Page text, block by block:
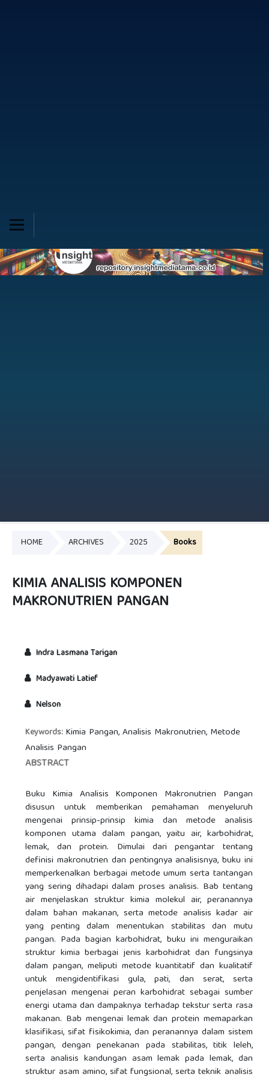
HOME ARCHIVES 2025 Books
KIMIA ANALISIS KOMPONEN
MAKRONUTRIEN PANGAN
Indra Lasmana Tarigan
Madyawati Latief
Nelson
Keywords: Kimia Pangan, Analisis Makronutrien, Metode
Analisis Pangan
ABSTRACT
Buku Kimia Analisis Komponen Makronutrien Pangan
disusun untuk memberikan pemahaman menyeluruh
mengenai prinsip-prinsip kimia dan metode analisis
komponen utama dalam pangan, yaitu air, karbohidrat,
lemak, dan protein. Dimulai dari pengantar tentang
definisi makronutrien dan pentingnya analisisnya, buku ini
memperkenalkan berbagai metode umum serta tantangan
yang sering dihadapi dalam proses analisis. Bab tentang
air menjelaskan struktur kimia molekul air, peranannya
dalam bahan makanan, serta metode analisis kadar air
yang penting dalam menentukan stabilitas dan mutu
pangan. Pada bagian karbohidrat, buku ini menguraikan
struktur kimia berbagai jenis karbohidrat dan fungsinya
dalam pangan, meliputi metode kuantitatif dan kualitatif
untuk mengidentifikasi gula, pati, dan serat, serta
penjelasan mengenai peran karbohidrat sebagai sumber
energi utama dan dampaknya terhadap tekstur serta rasa
makanan. Bab mengenai lemak dan protein memaparkan
klasifikasi, sifat fisikokimia, dan peranannya dalam sistem
pangan, dengan penekanan pada stabilitas, titik leleh,
serta analisis kandungan asam lemak pada lemak, dan
struktur asam amino, sifat fungsional, serta teknik analisis